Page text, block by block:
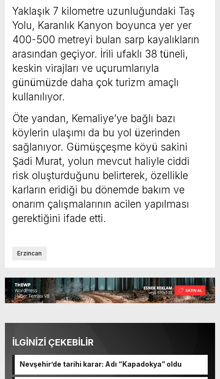
Yaklaşık 7 kilometre uzunluğundaki Taş
Yolu, Karanlık Kanyon boyunca yer yer
400-500 metreyi bulan sarp kayalıkların
arasından geçiyor. İrili ufaklı 38 tüneli,
keskin virajları ve uçurumlarıyla
günümüzde daha çok turizm amaçlı
kullanılıyor.
Öte yandan, Kemaliye’ye bağlı bazı
köylerin ulaşımı da bu yol üzerinden
sağlanıyor. Gümüşçeşme köyü sakini
Şadi Murat, yolun mevcut haliyle ciddi
risk oluşturduğunu belirterek, özellikle
karların eridiği bu dönemde bakım ve
onarım çalışmalarının acilen yapılması
gerektiğini ifade etti.
Erzincan
İLGİNİZİ ÇEKEBİLİR
Nevşehir’de tarihi karar: Adı “Kapadokya” oldu